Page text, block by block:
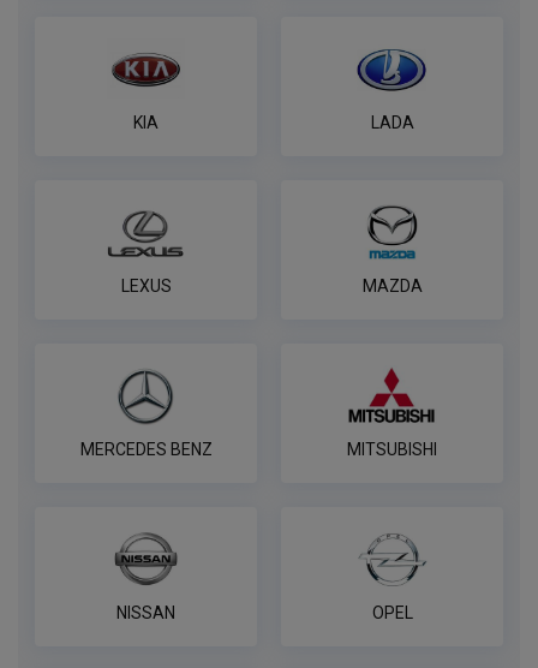
KIA LADA
LEXUS MAZDA
MERCEDES BENZ MITSUBISHI
NISSAN OPEL